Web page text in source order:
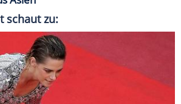
schaut zu: